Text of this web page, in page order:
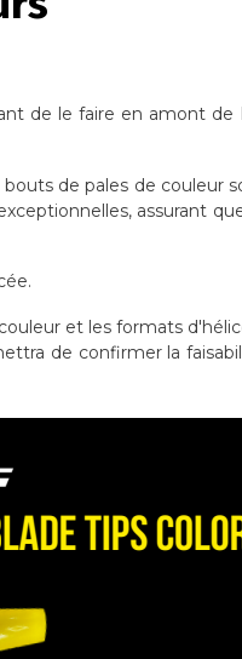
de le faire en amont
de pales de couleur
assurant
et les formats
de confirmer la